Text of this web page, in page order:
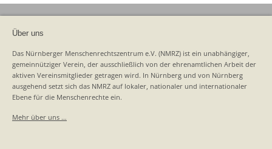
Über uns
Das Nürnberger Menschenrechtszentrum e.V. (NMRZ) ist ein unabhängiger,
gemeinnütziger Verein, der ausschließlich von der ehrenamtlichen Arbeit der
aktiven Vereinsmitglieder getragen wird. In Nürnberg und von Nürnberg
ausgehend setzt sich das NMRZ auf lokaler, nationaler und internationaler
Ebene für die Menschenrechte ein.
Mehr über uns …